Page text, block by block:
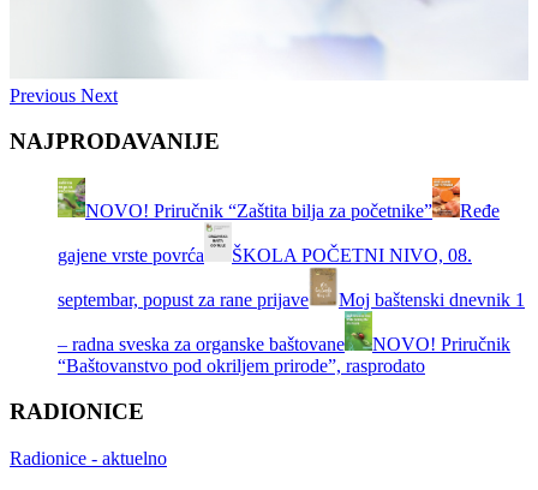
Previous Next
NAJPRODAVANIJE
NOVO! Priručnik “Zaštita bilja za početnike” Ređe
gajene vrste povrća ŠKOLA POČETNI NIVO, 08.
septembar, popust za rane prijave Moj baštenski dnevnik 1
– radna sveska za organske baštovane
NOVO! Priručnik
“Baštovanstvo pod okriljem prirode”, rasprodato
RADIONICE
Radionice - aktuelno